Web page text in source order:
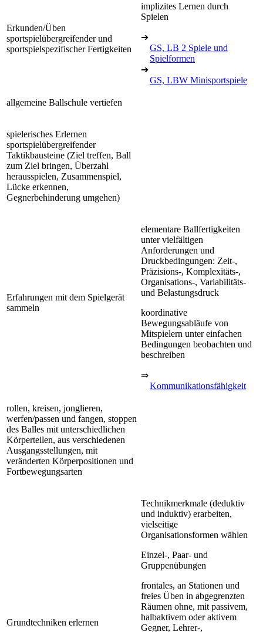
Erkunden/Üben
sportspielübergreifender und
sportspielspezifischer Fertigkeiten
implizites Lernen durch
Spielen
➔
GS, LB 2 Spiele und
Spielformen
➔
GS, LBW Minisportspiele
allgemeine Ballschule vertiefen
spielerisches Erlernen
sportspielübergreifender
Taktikbausteine (Ziel treffen, Ball
zum Ziel bringen, Überzahl
herausspielen, Zusammenspiel,
Lücke erkennen,
Gegnerbehinderung umgehen)
Erfahrungen mit dem Spielgerät
sammeln
elementare Ballfertigkeiten
unter vielfältigen
Anforderungen und
Druckbedingungen: Zeit-,
Präzisions-, Komplexitäts-,
Organisations-, Variabilitäts-
und Belastungsdruck
koordinative
Bewegungsabläufe von
Mitspielern unter einfachen
Bedingungen beobachten und
beschreiben
⇒
Kommunikationsfähigkeit
rollen, kreisen, jonglieren,
werfen/passen und fangen, stoppen
des Balles mit unterschiedlichen
Körperteilen, aus verschiedenen
Ausgangsstellungen, mit
veränderten Körperpositionen und
Fortbewegungsarten
Grundtechniken erlernen
Technikmerkmale (deduktiv
und induktiv) erarbeiten,
vielseitige
Organisationsformen wählen
Einzel-, Paar- und
Gruppenübungen
frontales, an Stationen und
freies Üben in abgegrenzten
Räumen ohne, mit passivem,
halbaktivem oder aktivem
Gegner, Lehrer-,